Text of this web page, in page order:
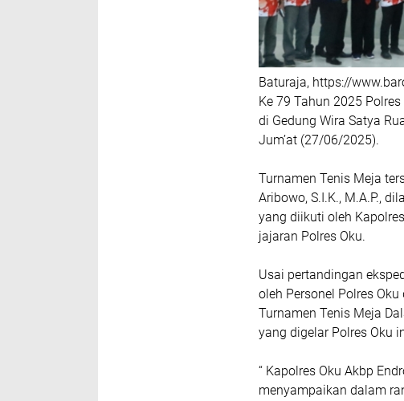
Baturaja, https://
Ke 79 Tahun 2025
di Gedung Wira Satya
Jum’at (27/06/2025).
Turnamen Tenis Meja
Aribowo, S.I.K., M.A.P.,
yang diikuti oleh
jajaran Polres Oku.
Usai pertandingan
oleh Personel Polres
Turnamen Tenis Meja
yang digelar Polres Oku
“ Kapolres Oku Akbp
menyampaikan dalam